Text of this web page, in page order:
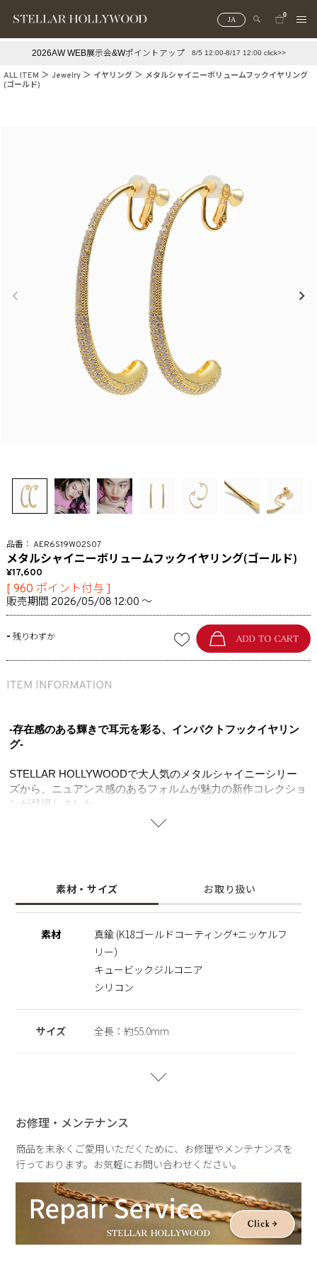
JA
0
#スタッフイチ押し（通勤パールアクセ）
2026AW WEB展示会&Wポイントアップ 8/5 12:00-8/17 12:00 click>>
ALL ITEM Jewelry イヤリング
メタルシャイニーボリュームフックイヤリング
(ゴールド)
AER6S19W02S07
メタルシャイニーボリュームフックイヤリング(ゴールド)
17,600
[ 960 ポイント付与 ]
販売期間 2026/05/08 12:00 〜
- 残りわずか
-存在感のある輝きで耳元を彩る、インパクトフックイヤリン
グ-
STELLAR HOLLYWOODで大人気のメタルシャイニーシリー
ズから、ニュアンス感のあるフォルムが魅力の新作コレクショ
ンが登場しました。
艶やかなメタル素材に小粒のキュービックジルコニアを隙間な
振りデザインに仕上げました。
大ぶりなデザインながらフックタイプならではの軽やかなつけ
デイリーからオケージョンまで幅広く活躍するフックイヤリン
ニッケルフリーを使用することで肌にやさしく金属アレルギー
の方でも安心してご使用いただけます。
※ニッケルフリー
金属製のアクセサリーに含まれるニッケルで引き起こるアレル
STELLAR HOLLYWOODの人気シリーズに、新しい輝きを添
えるコレクション。
艶やかなメタルに、小粒のキュービックジルコニアを贅沢に散
りばめ、繊細でありながら印象的なきらめきを描きます。
たびに表情を変える上品な輝きに。
日常の何気ない瞬間にも、特別な時間にも。さりげない華やぎ
を添えるコレクションです。
素材・サイズ お取り扱い
素材
真鍮 (K18ゴールドコーティング+ニッケルフ
リー）
キュービックジルコニア
シリコン
サイズ 全長：約55.0mm
お修理・メンテナンス
商品を末永くご愛用いただくために、お修理やメンテナンスを
行っております。お気軽にお問い合わせください。